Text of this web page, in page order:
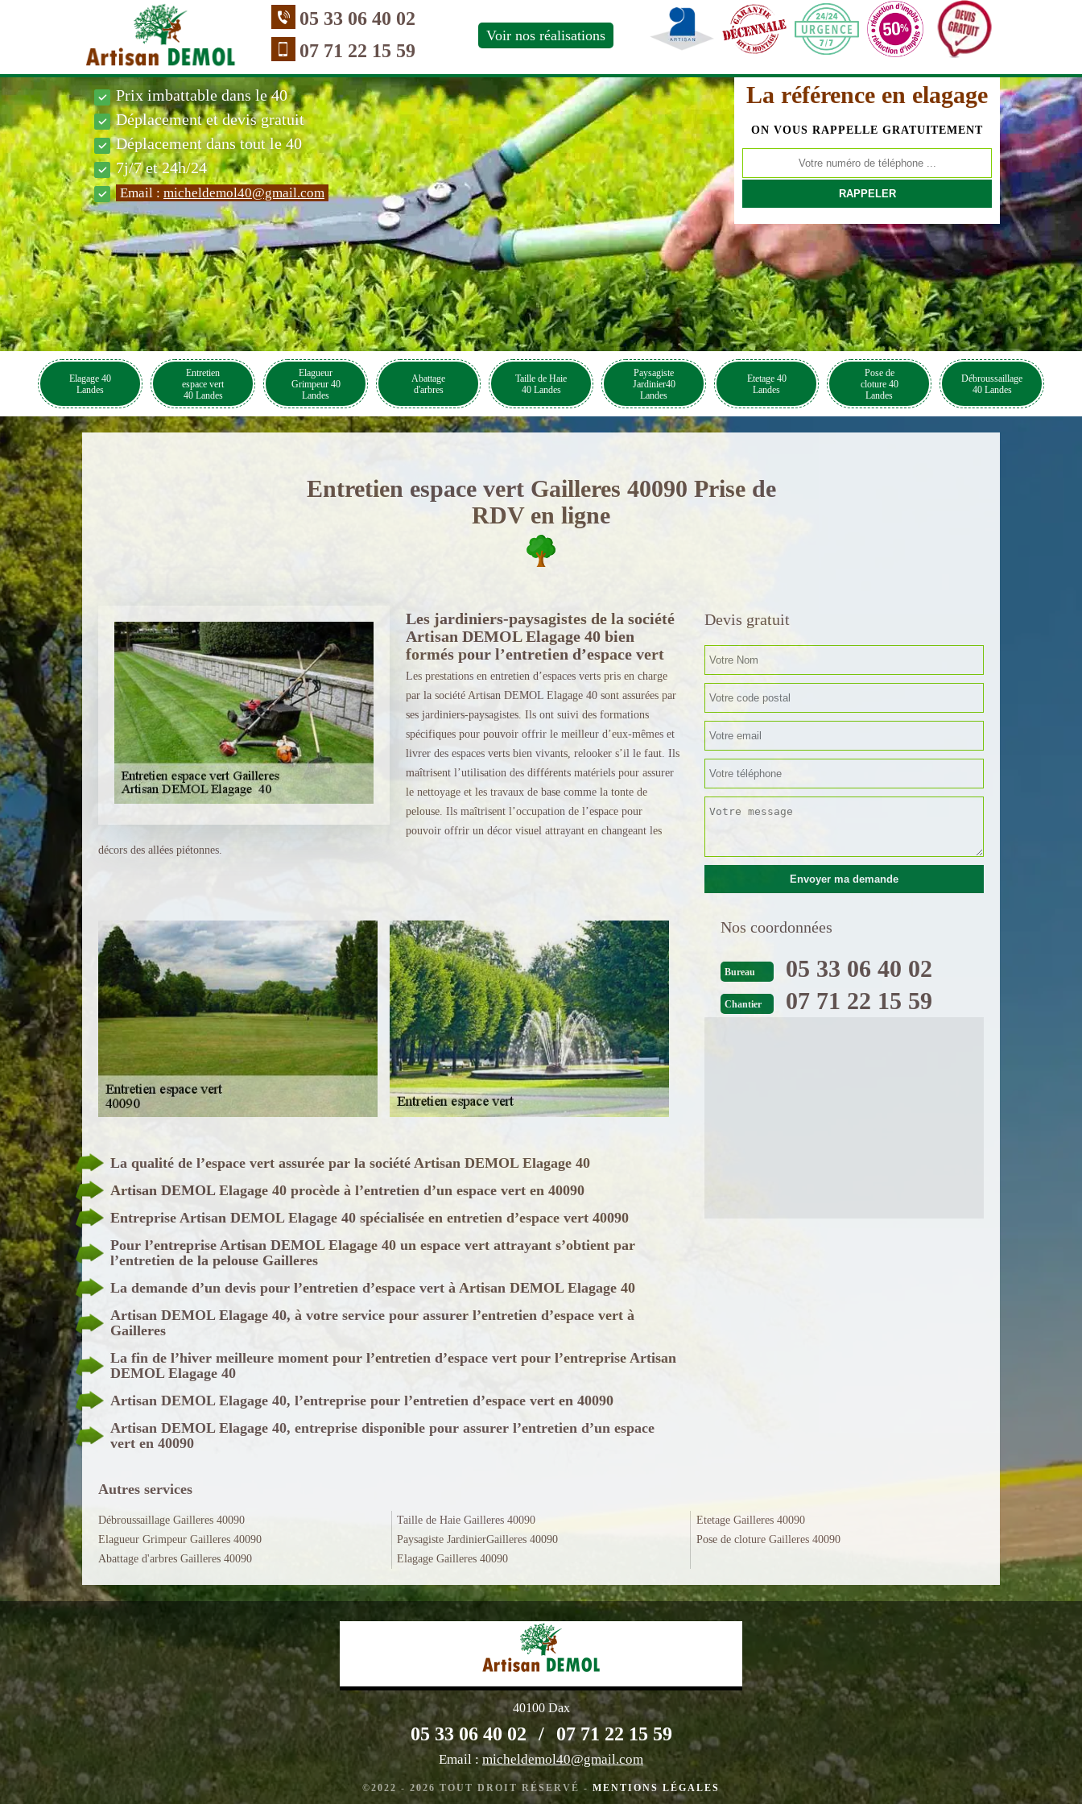
05 33 06 40 02
07 71 22 15 59
Voir nos réalisations
La référence en elagage
ON VOUS RAPPELLE GRATUITEMENT
Prix imbattable dans le 40
Déplacement et devis gratuit
Déplacement dans tout le 40
7j/7 et 24h/24
Email : micheldemol40@gmail.com
Elagage 40
Landes
Entretien
espace vert
40 Landes
Elagueur
Grimpeur 40
Landes
Abattage
d'arbres
Taille de Haie
40 Landes
Paysagiste
Jardinier40
Landes
Etetage 40
Landes
Pose de
cloture 40
Landes
Débroussaillage
40 Landes
Entretien espace vert Gailleres 40090 Prise de
RDV en ligne
Les jardiniers-paysagistes de la société
Artisan DEMOL Elagage 40 bien
formés pour l’entretien d’espace vert
Les prestations en entretien d’espaces verts pris en charge
par la société Artisan DEMOL Elagage 40 sont assurées par
ses jardiniers-paysagistes. Ils ont suivi des formations
spécifiques pour pouvoir offrir le meilleur d’eux-mêmes et
livrer des espaces verts bien vivants, relooker s’il le faut. Ils
maîtrisent l’utilisation des différents matériels pour assurer
le nettoyage et les travaux de base comme la tonte de
pelouse. Ils maîtrisent l’occupation de l’espace pour
pouvoir offrir un décor visuel attrayant en changeant les
décors des allées piétonnes.
La qualité de l’espace vert assurée par la société Artisan DEMOL Elagage 40
Artisan DEMOL Elagage 40 procède à l’entretien d’un espace vert en 40090
Entreprise Artisan DEMOL Elagage 40 spécialisée en entretien d’espace vert 40090
Pour l’entreprise Artisan DEMOL Elagage 40 un espace vert attrayant s’obtient par
l’entretien de la pelouse Gailleres
La demande d’un devis pour l’entretien d’espace vert à Artisan DEMOL Elagage 40
Artisan DEMOL Elagage 40, à votre service pour assurer l’entretien d’espace vert à
Gailleres
La fin de l’hiver meilleure moment pour l’entretien d’espace vert pour l’entreprise Artisan
DEMOL Elagage 40
Artisan DEMOL Elagage 40, l’entreprise pour l’entretien d’espace vert en 40090
Artisan DEMOL Elagage 40, entreprise disponible pour assurer l’entretien d’un espace
vert en 40090
Devis gratuit
Nos coordonnées
Bureau 05 33 06 40 02
Chantier 07 71 22 15 59
Autres services
Débroussaillage Gailleres 40090
Elagueur Grimpeur Gailleres 40090
Abattage d'arbres Gailleres 40090
Taille de Haie Gailleres 40090
Paysagiste JardinierGailleres 40090
Elagage Gailleres 40090
Etetage Gailleres 40090
Pose de cloture Gailleres 40090
40100 Dax
05 33 06 40 02 / 07 71 22 15 59
Email : micheldemol40@gmail.com
©2022 - 2026 TOUT DROIT RÉSERVÉ - MENTIONS LÉGALES